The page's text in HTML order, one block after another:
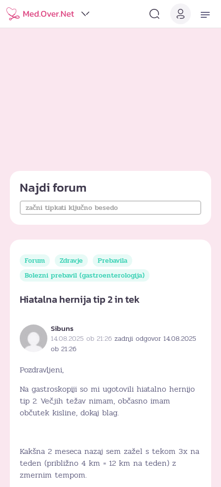
Najdi forum
Forum Zdravje
Prebavila
Bolezni prebavil (gastroenterologija)
Hiatalna hernija tip 2 in tek
Sibuns
14.08.2025 ob 21:26 zadnji odgovor 14.08.2025
ob 21:26
Pozdravljeni,
Na gastroskopiji so mi ugotovili hiatalno hernijo
tip 2. Večjih težav nimam, občasno imam
občutek kisline, dokaj blag.
Kakšna 2 meseca nazaj sem zažel s tekom 3x na
teden (približno 4 km = 12 km na teden) z
zmernim tempom.